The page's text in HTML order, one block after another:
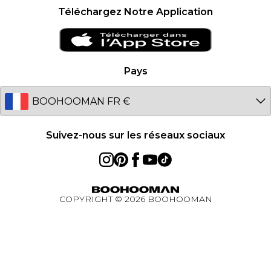
Avis de confidentialité – Mis à jour en janvier 2026
Réduction étudiant - UNiDAYS
Réduction étudiant - Student Beans
Réduction étudiant
Réduction pour les travailleurs essentiels
BOOHOOMAN App
Australia
Pays
Suivez-nous sur les réseaux sociaux
Téléchargez Notre Application
COPYRIGHT © 2026BOOHOOMAN